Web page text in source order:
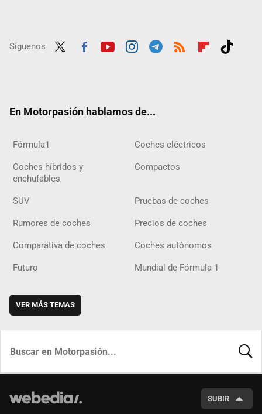
Síguenos
En Motorpasión hablamos de...
Fórmula1 Coches eléctricos
Coches híbridos y
enchufables
Compactos
SUV Pruebas de coches
Rumores de coches Precios de coches
Comparativa de coches Coches autónomos
Futuro Mundial de Fórmula 1
VER MÁS TEMAS
SUBIR